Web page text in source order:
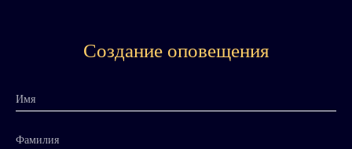
Создание оповещения
Имя
Фамилия